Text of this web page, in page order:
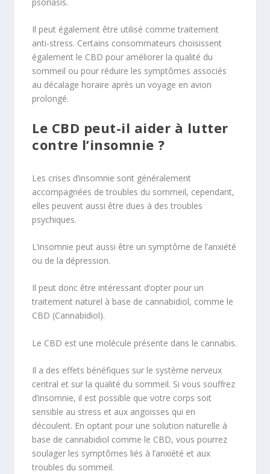
Il peut également être utilisé comme traitement
anti-stress. Certains consommateurs choisissent
également le CBD pour améliorer la qualité du
sommeil ou pour réduire les symptômes associés
au décalage horaire après un voyage en avion
prolongé.
Le CBD peut-il aider à lutter
contre l’insomnie ?
Les crises d’insomnie sont généralement
accompagnées de troubles du sommeil, cependant,
elles peuvent aussi être dues à des troubles
psychiques.
L’insomnie peut aussi être un symptôme de l’anxiété
ou de la dépression.
Il peut donc être intéressant d’opter pour un
traitement naturel à base de cannabidiol, comme le
CBD (Cannabidiol).
Le CBD est une molécule présente dans le cannabis.
Il a des effets bénéfiques sur le système nerveux
central et sur la qualité du sommeil. Si vous souffrez
d’insomnie, il est possible que votre corps soit
sensible au stress et aux angoisses qui en
découlent. En optant pour une solution naturelle à
base de cannabidiol comme le CBD, vous pourrez
soulager les symptômes liés à l’anxiété et aux
troubles du sommeil.